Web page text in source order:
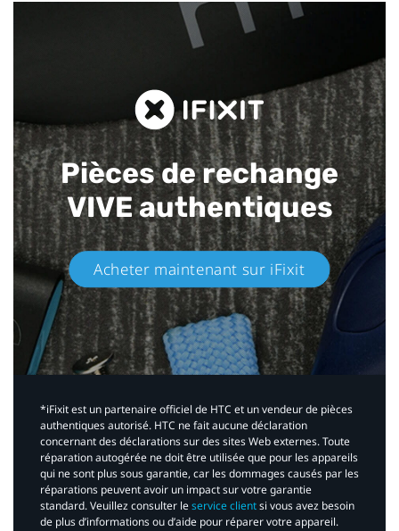
Pièces de rechange
VIVE authentiques​
Acheter maintenant sur iFixit​
*iFixit est un partenaire officiel de HTC et un vendeur de pièces
authentiques autorisé. HTC ne fait aucune déclaration
concernant des déclarations sur des sites Web externes. Toute
réparation autogérée ne doit être utilisée que pour les appareils
qui ne sont plus sous garantie, car les dommages causés par les
réparations peuvent avoir un impact sur votre garantie
standard. Veuillez consulter leservice clientsi vous avez besoin
de plus d’informations ou d’aide pour réparer votre appareil.​